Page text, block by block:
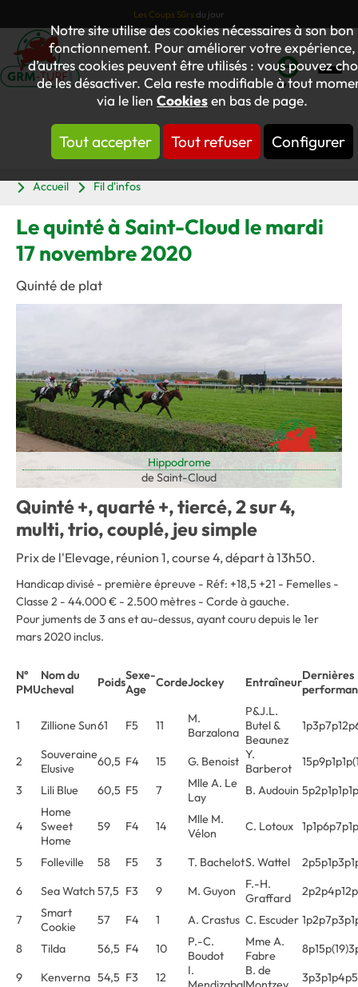
Notre site utilise des cookies nécessaires à son bon
fonctionnement. Pour améliorer votre expérience,
d’autres cookies peuvent être utilisés : vous pouvez
de les désactiver. Cela reste modifiable à tout
via le lien Cookiesen bas de page.
Tout accepter Tout refuser Configurer
Les Coups Sûrs du jour
Mon
compte
Accueil
Fil d'infos
Le quinté à Saint-Cloud le mardi
17 novembre 2020
Quinté de plat
Hippodrome
de Saint-Cloud
Quinté +, quarté +, tiercé, 2 sur 4,
multi, trio, couplé, jeu simple
Prix de l'Elevage, réunion 1, course 4, départ à 13h50.
Handicap divisé - première épreuve - Réf: +18,5 +21 - Femelles -
Classe 2 - 44.000 € - 2.500 mètres - Corde à gauche.
Pour juments de 3 ans et au-dessus, ayant couru depuis le 1er
mars 2020 inclus.
N°
PMU
Nom du
cheval
PoidsSexe-
Age
CordeJockey EntraîneurDernières
1 Zillione Sun61 F5 11
M.
Barzalona
P&J.L.
Butel &
Beaunez
2
Souveraine
Elusive
60,5 F4 15 G. Benoist Y.
Barberot
3
Lili Blue 60,5 F5 7
Mlle A. Le
Lay
B. Audouin 5p2p1p1p1p
4
Home
Sweet
Home
59 F4 14
Mlle M.
Vélon
C. Lotoux 1p1p6p7p1p
5 Folleville 58 F5 3 T. BachelotS. Wattel
6
Sea Watch 57,5 F3 9 M. Guyon
F.-H.
Graffard
7
Smart
Cookie
57 F4 1 A. Crastus C. Escuder
8
Tilda 56,5 F4 10
P.-C.
Boudot
Mme A.
Fabre
9
Kenverna 54,5 F3 12
I.
B. de